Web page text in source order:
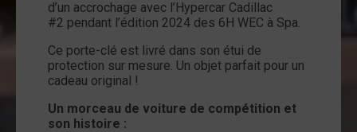
S
-
BMW
M4
#31
du
team
d’un accrochage avec l’Hypercar Cadillac
#2 pendant l’édition 2024 des 6H WEC à Spa.
Ce porte-clé est livré dans son étui de
protection sur mesure. Un objet parfait pour un
cadeau original !
Un morceau de voiture de compétition et
son histoire :